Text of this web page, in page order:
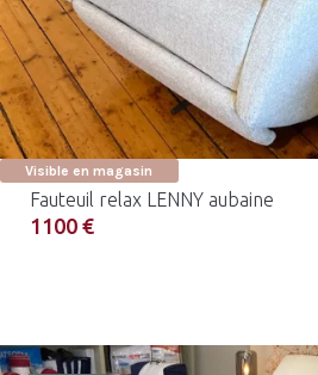
Visible en magasin
Fauteuil relax LENNY aubaine
1100 €